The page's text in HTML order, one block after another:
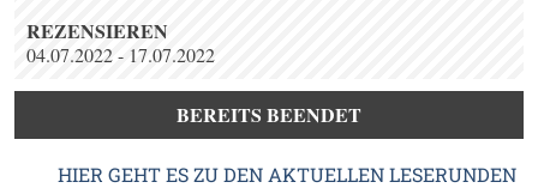
REZENSIEREN
04.07.2022 - 17.07.2022
BEREITS BEENDET
HIER GEHT ES ZU DEN AKTUELLEN LESERUNDEN